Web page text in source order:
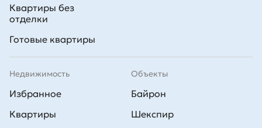
Квартиры без
отделки
Готовые квартиры
Недвижимость
Избранное
Квартиры
Объекты
Байрон
Шекспир